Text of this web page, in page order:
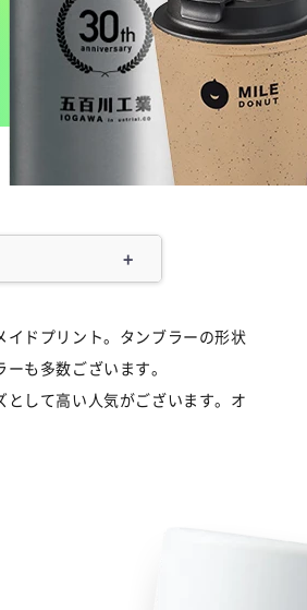
ドプリント。タンブラーの形状
も多数ございます。
して高い人気がございます。オ